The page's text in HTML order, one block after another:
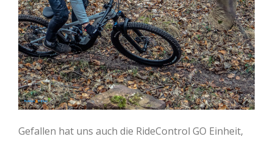
Gefallen hat uns auch die RideControl GO Einheit,